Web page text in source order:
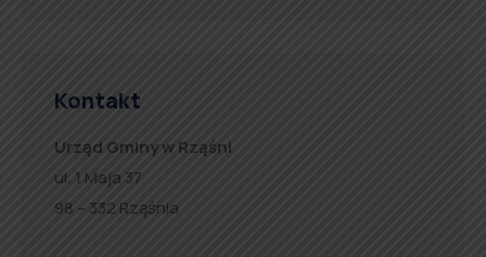
Kontakt
Urząd Gminy w Rząśni
ul. 1 Maja 37
98 – 332 Rząśnia